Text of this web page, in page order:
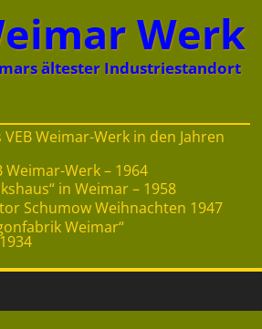
Werk
ältester Industriestandort
Weimar-Werk in den Jahren
Werk – 1964
in Weimar – 1958
Schumow Weihnachten 1947
Weimar“